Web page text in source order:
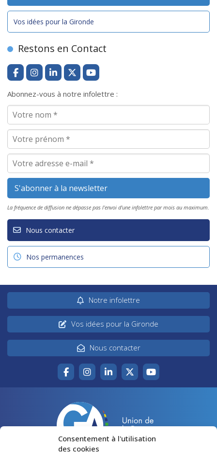
Consentement à l'utilisation
des cookies
Vos idées pour la Gironde
Restons en Contact
Abonnez-vous à notre infolettre :
La fréquence de diffusion ne dépasse pas l'envoi d'une infolettre par mois au maximum.
Nous contacter
Nos permanences
Notre infolettre
Vos idées pour la Gironde
Nous contacter